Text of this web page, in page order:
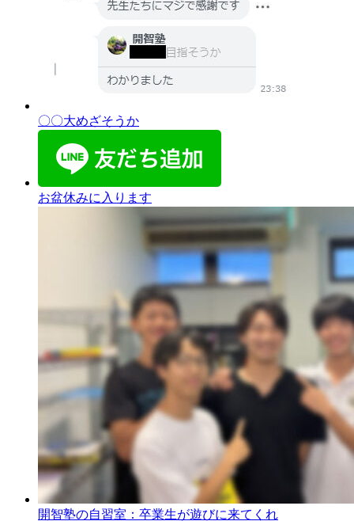
〇〇大めざそうか
お盆休みに入ります
開智塾の自習室：卒業生が遊びに来てくれ